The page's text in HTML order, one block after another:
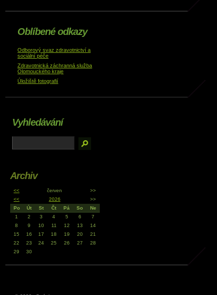
Oblíbené odkazy
Odborový svaz zdravotnictví a
sociální péče
Zdravotnická záchranná služba
Olomouckého kraje
Úložiště fotografií
Vyhledávání
Archiv
<< červen
>>
<<
2026
>>
Po
Út St Čt Pá So
Ne
1
2 3 4 5 6
7
8
9 10 11 12 13
14
15
16 17 18 19 20
21
22
23 24 25 26 27
28
29
30